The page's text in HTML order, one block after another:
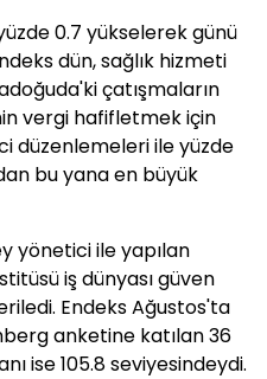
0.7 yükselerek günü
dün, sağlık hizmeti
çatışmaların
vergi hafifletmek için
düzenlemeleri ile yüzde
bu yana en büyük
yönetici ile yapılan
iş dünyası güven
Endeks Ağustos'ta
anketine katılan 36
ise 105.8 seviyesindeydi.